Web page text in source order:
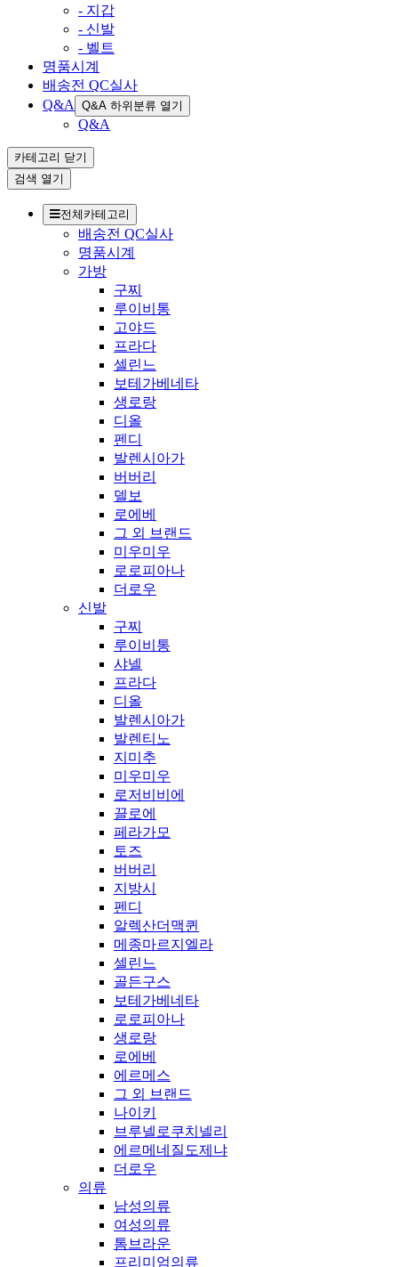
- 지갑
- 신발
- 벨트
명품시계
배송전 QC실사
Q&A
Q&A 하위분류 열기
Q&A
카테고리 닫기
검색 열기
전체카테고리
배송전 QC실사
명품시계
가방
구찌
루이비통
고야드
프라다
셀린느
보테가베네타
생로랑
디올
펜디
발렌시아가
버버리
델보
로에베
그 외 브랜드
미우미우
로로피아나
더로우
신발
구찌
루이비통
샤넬
프라다
디올
발렌시아가
발렌티노
지미추
미우미우
로저비비에
끌로에
페라가모
토즈
버버리
지방시
펜디
알렉산더맥퀸
메종마르지엘라
셀린느
골든구스
보테가베네타
로로피아나
생로랑
로에베
에르메스
그 외 브랜드
나이키
브루넬로쿠치넬리
에르메네질도제냐
더로우
의류
남성의류
여성의류
톰브라운
프리미엄의류